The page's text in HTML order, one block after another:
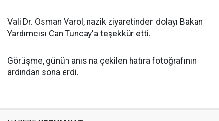
Vali Dr. Osman Varol, nazik ziyaretinden dolayı Bakan
Yardımcısı Can Tuncay'a teşekkür etti.
Görüşme, günün anısına çekilen hatıra fotoğrafının
ardından sona erdi.